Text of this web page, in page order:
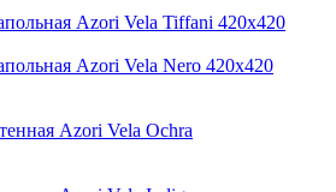
Azori Vela Tiffani 420x420
Azori Vela Nero 420x420
Azori Vela Ochra